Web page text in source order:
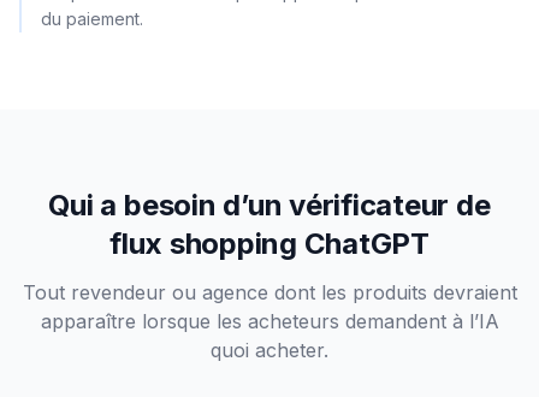
du paiement.
Qui a besoin d’un vérificateur de
flux shopping ChatGPT
Tout revendeur ou agence dont les produits devraient
apparaître lorsque les acheteurs demandent à l’IA
quoi acheter.